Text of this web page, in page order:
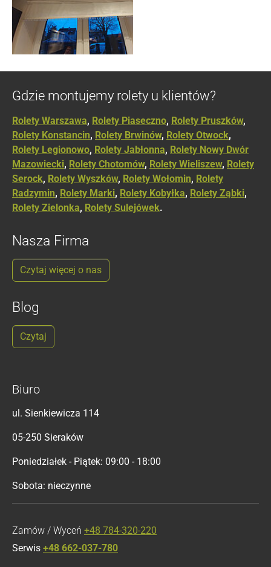
Gdzie montujemy rolety u klientów?
Rolety Warszawa, Rolety Piaseczno, Rolety Pruszków,
Rolety Konstancin, Rolety Brwinów, Rolety Otwock,
Rolety Legionowo, Rolety Jabłonna, Rolety Nowy Dwór
Mazowiecki, Rolety Chotomów, Rolety Wieliszew, Rolety
Serock, Rolety Wyszków, Rolety Wołomin, Rolety
Radzymin, Rolety Marki, Rolety Kobyłka, Rolety Ząbki,
Rolety Zielonka, Rolety Sulejówek.
Nasza Firma
Czytaj więcej o nas
Blog
Czytaj
Biuro
ul. Sienkiewicza 114
05-250 Sieraków
Poniedziałek - Piątek: 09:00 - 18:00
Sobota: nieczynne
Zamów / Wyceń +48 784-320-220
Serwis +48 662-037-780